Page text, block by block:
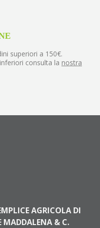
superiori a 150€.
consulta la nostra
AGRICOLA DI
MADDALENA & C.